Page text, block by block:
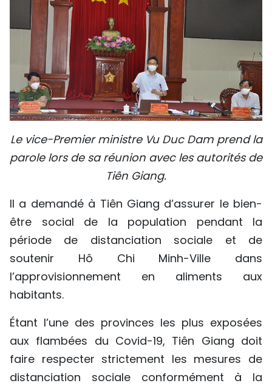
Le vice-Premier ministre Vu Duc Dam prend la
parole lors de sa réunion avec les autorités de
Tiên Giang.
Il a demandé à Tiên Giang d’assurer le bien-
être social de la population pendant la
période de distanciation sociale et de
soutenir Hô Chi Minh-Ville dans
l’approvisionnement en aliments aux
habitants.
Étant l’une des provinces les plus exposées
aux flambées du Covid-19, Tiên Giang doit
faire respecter strictement les mesures de
distanciation sociale conformément à la